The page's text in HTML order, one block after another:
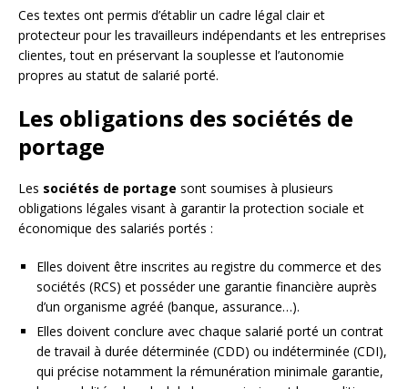
Ces textes ont permis d’établir un cadre légal clair et
protecteur pour les travailleurs indépendants et les entreprises
clientes, tout en préservant la souplesse et l’autonomie
propres au statut de salarié porté.
Les obligations des sociétés de
portage
Les sociétés de portage sont soumises à plusieurs
obligations légales visant à garantir la protection sociale et
économique des salariés portés :
Elles doivent être inscrites au registre du commerce et des
sociétés (RCS) et posséder une garantie financière auprès
d’un organisme agréé (banque, assurance…).
Elles doivent conclure avec chaque salarié porté un contrat
de travail à durée déterminée (CDD) ou indéterminée (CDI),
qui précise notamment la rémunération minimale garantie,